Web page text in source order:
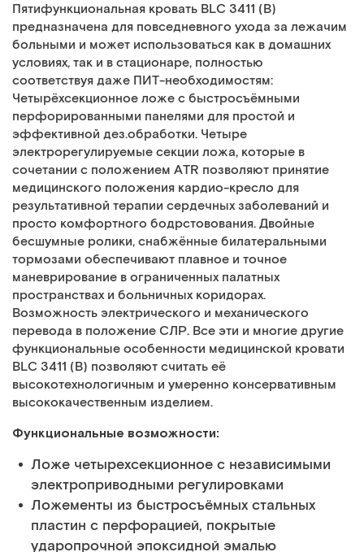
Пятифункциональная кровать BLC 3411 (B)
предназначена для повседневного ухода за лежачим
больными и может использоваться как в домашних
условиях, так и в стационаре, полностью
соответствуя даже ПИТ-необходимостям:
Четырёхсекционное ложе с быстросъёмными
перфорированными панелями для простой и
эффективной дез.обработки. Четыре
электрорегулируемые секции ложа, которые в
сочетании с положением ATR позволяют принятие
медицинского положения кардио-кресло для
результативной терапии сердечных заболеваний и
просто комфортного бодрстовования. Двойные
бесшумные ролики, снабжённые билатеральными
тормозами обеспечивают плавное и точное
маневрирование в ограниченных палатных
пространствах и больничных коридорах.
Возможность электрического и механического
перевода в положение СЛР. Все эти и многие другие
функциональные особенности медицинской кровати
BLC 3411 (B) позволяют считать её
высокотехнологичным и умеренно консервативным
высококачественным изделием.
Функциональные возможности:
Ложе четырехсекционное с независимыми
электроприводными регулировками
Ложементы из быстросъёмных стальных
пластин с перфорацией, покрытые
ударопрочной эпоксидной эмалью